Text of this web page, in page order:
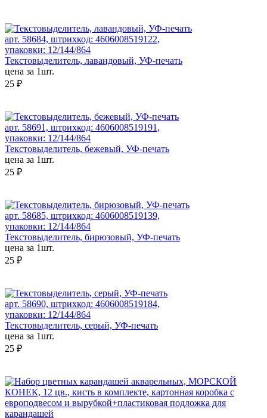
арт. 58684, штрихкод: 4606008519122,
упаковки: 12/144/864
Текстовыделитель, лавандовый, УФ-печать
цена за 1шт.
25 ₽
арт. 58691, штрихкод: 4606008519191,
упаковки: 12/144/864
Текстовыделитель, бежевый, УФ-печать
цена за 1шт.
25 ₽
арт. 58685, штрихкод: 4606008519139,
упаковки: 12/144/864
Текстовыделитель, бирюзовый, УФ-печать
цена за 1шт.
25 ₽
арт. 58690, штрихкод: 4606008519184,
упаковки: 12/144/864
Текстовыделитель, серый, УФ-печать
цена за 1шт.
25 ₽